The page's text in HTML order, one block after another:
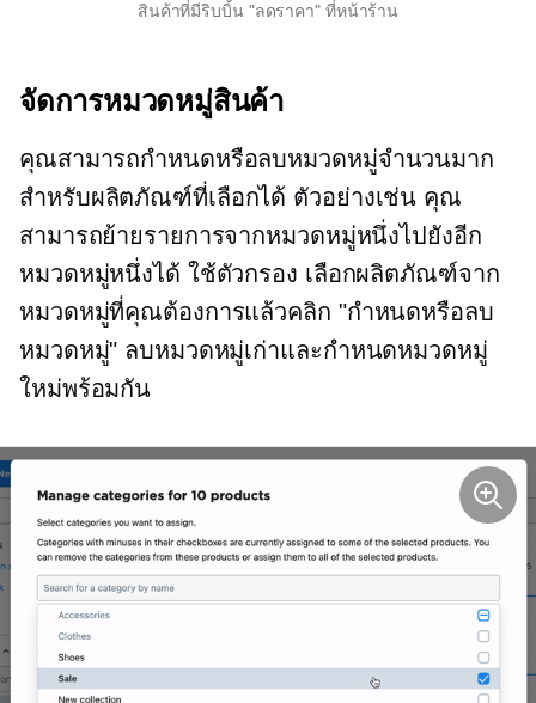
สินค้าที่มีริบบิ้น "ลดราคา" ที่หน้าร้าน
จัดการหมวดหมู่สินค้า
คุณสามารถกำหนดหรือลบหมวดหมู่จำนวนมาก
สำหรับผลิตภัณฑ์ที่เลือกได้ ตัวอย่างเช่น คุณ
สามารถย้ายรายการจากหมวดหมู่หนึ่งไปยังอีก
หมวดหมู่หนึ่งได้ ใช้ตัวกรอง เลือกผลิตภัณฑ์จาก
หมวดหมู่ที่คุณต้องการแล้วคลิก "กำหนดหรือลบ
หมวดหมู่" ลบหมวดหมู่เก่าและกำหนดหมวดหมู่
ใหม่พร้อมกัน